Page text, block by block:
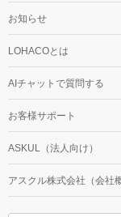
お知らせ
LOHACOとは
AIチャットで質問する
お客様サポート
ASKUL（法人向け）
アスクル株式会社（会社